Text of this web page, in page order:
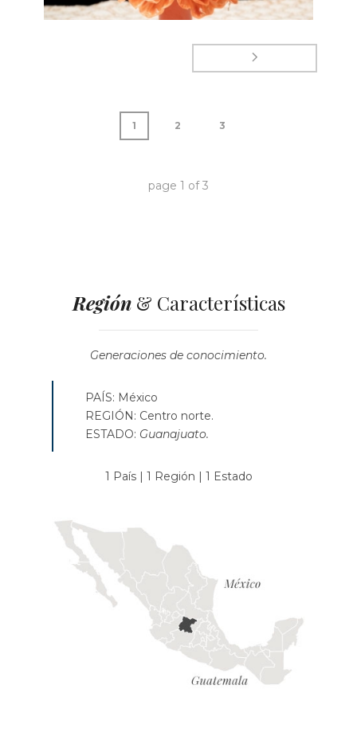
1 2 3
page 1 of3
Región& Características
Generaciones de conocimiento.
PAÍS: México
REGIÓN: Centro norte.
ESTADO: Guanajuato.
1 País | 1 Región | 1 Estado